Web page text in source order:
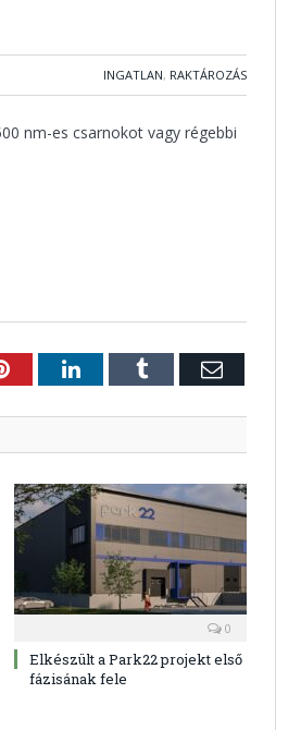
INGATLAN, RAKTÁROZÁS
nm-es csarnokot vagy régebbi
PinterestLinkedInTumblr E-
0
Elkészült a Park22 projekt első
fázisának fele